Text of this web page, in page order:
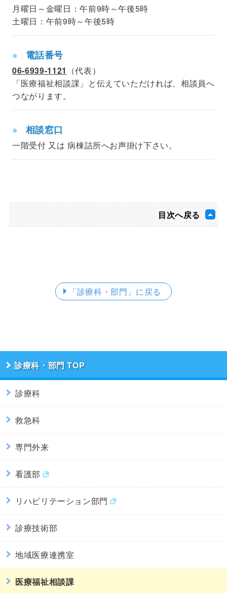
月曜日～金曜日：午前9時～午後5時
土曜日：午前9時～午後5時
電話番号
06-6939-1121
（代表）
「医療福祉相談課」と伝えていただければ、相談員へ
つながります。
相談窓口
一階受付 又は 病棟詰所へお声掛け下さい。
目次へ戻る
「診療科・部門」 に戻る
診療科・部門
診療科
救急科
専門外来
看護部
リハビリテーション部門
診療技術部
地域医療連携室
医療福祉相談課